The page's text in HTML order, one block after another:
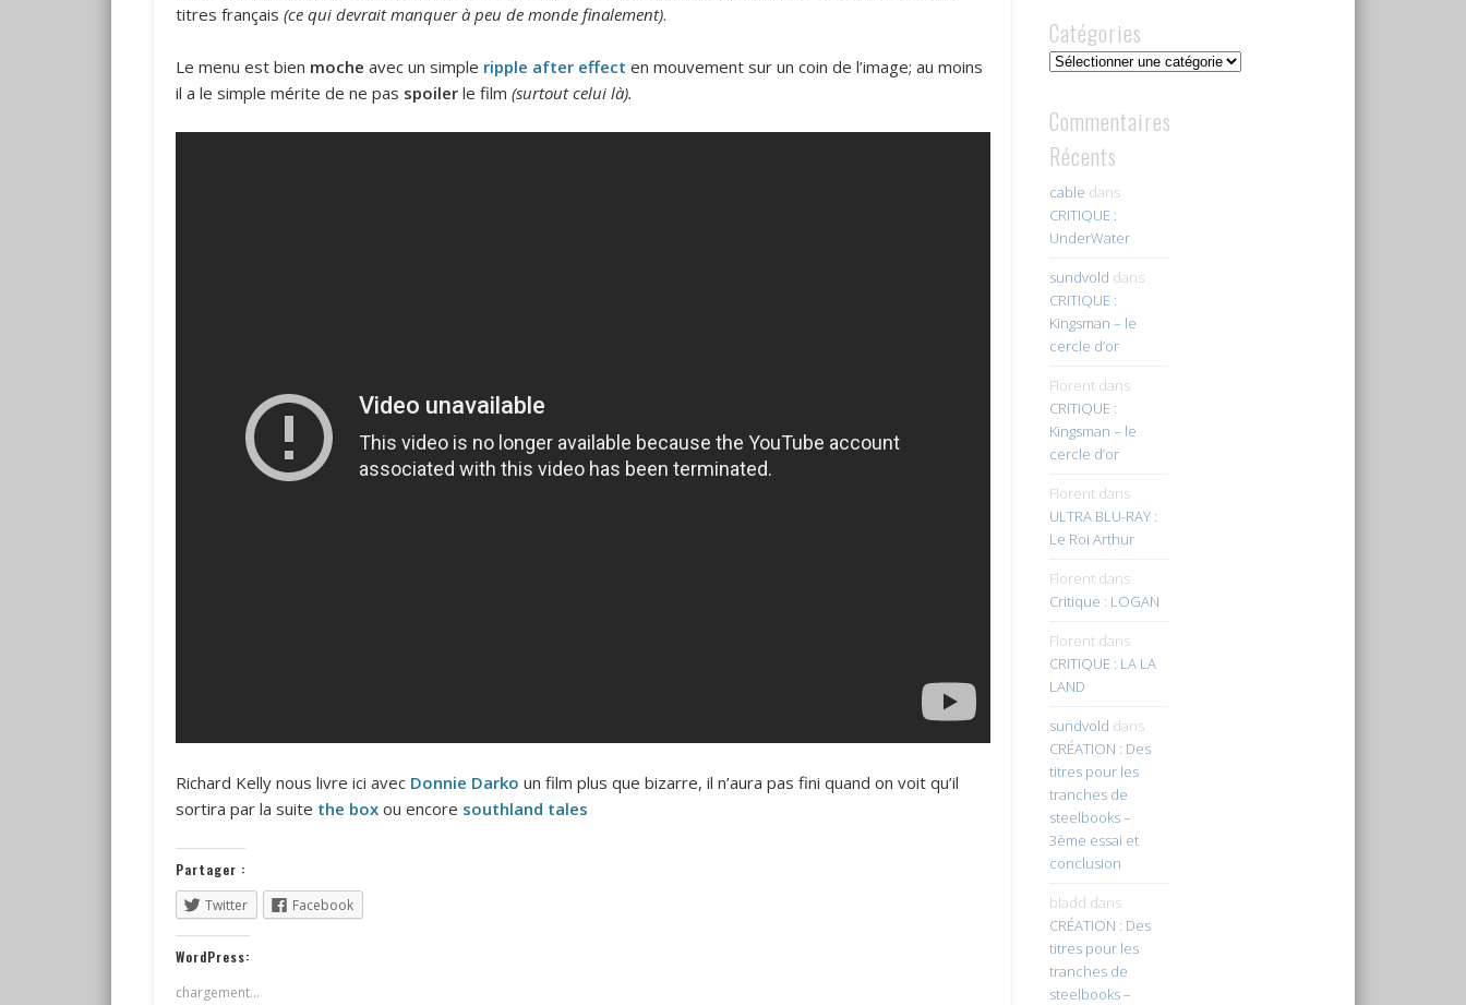
titres français (ce qui devrait manquer à peu de monde finalement).
Le menu est bien moche avec un simple ripple after effect en mouvement sur un coin de l’image; au moins
il a le simple mérite de ne pas spoilerle film (surtout celui là).
Richard Kelly nous livre ici avec Donnie Darko un film plus que bizarre, il n’aura pas fini quand on voit qu’il
sortira par la suite the boxou encore southland tales
Partager :
Twitter
Facebook
WordPress:
chargement…
Catégories
Catégories
Commentaires
Récents
cable dans
CRITIQUE :
UnderWater
sundvold dans
CRITIQUE :
Kingsman – le
cercle d’or
Florentdans
CRITIQUE :
Kingsman – le
cercle d’or
Florentdans
ULTRA BLU-RAY :
Le Roi Arthur
Florentdans
Critique : LOGAN
Florentdans
CRITIQUE : LA LA
LAND
sundvold dans
CRÉATION : Des
titres pour les
tranches de
steelbooks –
3ème essai et
conclusion
bladd dans
CRÉATION : Des
titres pour les
tranches de
steelbooks –